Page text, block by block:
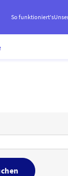
So funktioniert's